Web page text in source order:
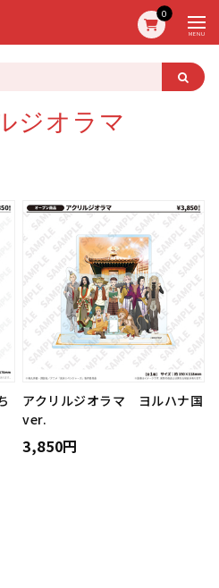
0
MENU
ジオラマ
アクリルジオラマ ヨルハナ国
ver.
3,850円